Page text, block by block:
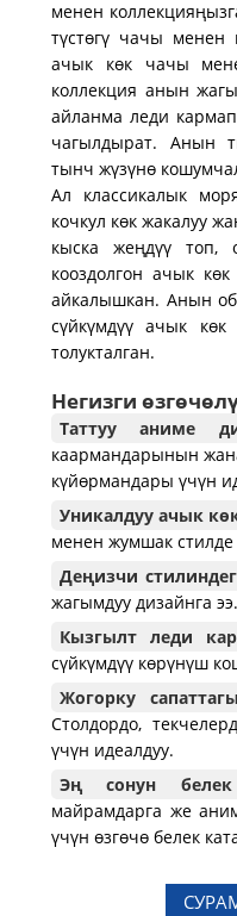
менен
түстөгү чачы менен
ачык көк чачы
коллекция анын
айланма леди кармап
чагылдырат. Анын
тынч жүзүнө
Ал классикалык
кочкул көк жакалуу
кыска жеңдүү
кооздолгон ачык
айкалышкан. Анын
сүйкүмдүү ачык
толукталган.
Негизги
Таттуу аниме
каармандарынын
күйөрмандары үчүн
Уникалдуу ачык
менен жумшак стилде
Деңизчи
жагымдуу дизайнга ээ.
Кызгылт леди
сүйкүмдүү көрүнүш
Жогорку
Столдордо,
үчүн идеалдуу.
Эң сонун
майрамдарга же
үчүн өзгөчө белек